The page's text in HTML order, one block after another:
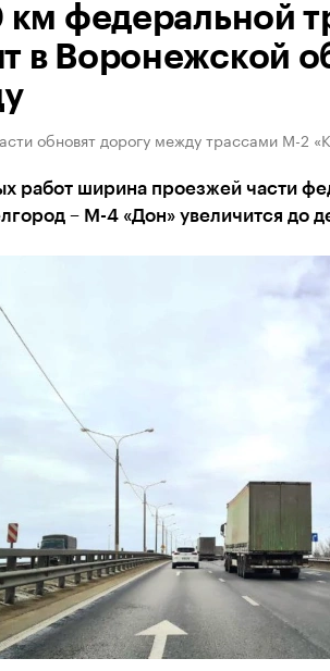
км федеральной
в Воронежской
обновят дорогу между трассами М-2
работ ширина проезжей части
– М-4 «Дон» увеличится до